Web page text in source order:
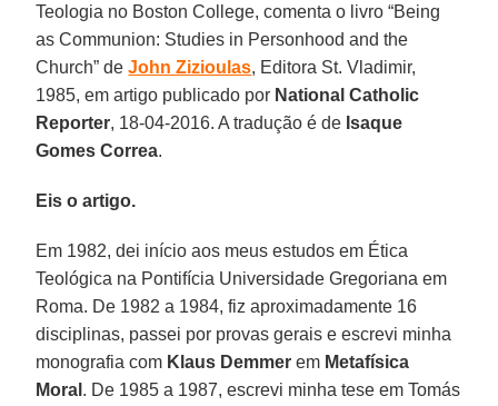
Teologia no Boston College, comenta o livro “Being
as Communion: Studies in Personhood and the
Church” deJohn Zizioulas, Editora St. Vladimir,
1985, em artigo publicado por National Catholic
Reporter, 18-04-2016. A tradução é de Isaque
Gomes Correa.
Eis o artigo.
Em 1982, dei início aos meus estudos em Ética
Teológica na Pontifícia Universidade Gregoriana em
Roma. De 1982 a 1984, fiz aproximadamente 16
disciplinas, passei por provas gerais e escrevi minha
monografia com Klaus Demmer em Metafísica
Moral . De 1985 a 1987, escrevi minha tese em Tomás